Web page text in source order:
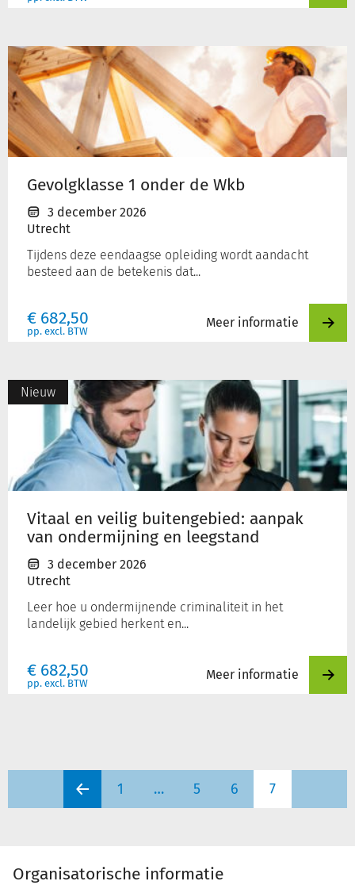
Gevolgklasse 1 onder de Wkb
3 december 2026
Utrecht
Tijdens deze eendaagse opleiding wordt aandacht
besteed aan de betekenis dat...
€ 682,50
pp. excl. BTW
Meer informatie
Gevolgklasse
1
onder
de
Wkb
Nieuw
Vitaal en veilig buitengebied: aanpak
van ondermijning en leegstand
3 december 2026
Utrecht
Leer hoe u ondermijnende criminaliteit in het
landelijk gebied herkent en...
€ 682,50
pp. excl. BTW
Meer informatie
Vitaal
en
buitengebied:
aanpak
van
ondermijning
leegstand
1 … 5 6 7
Organisatorische informatie